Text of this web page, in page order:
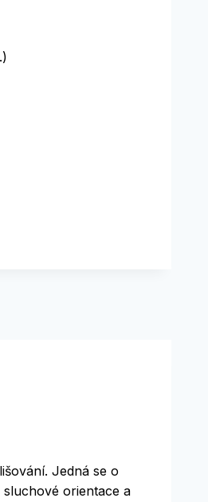
Jedná se o
orientace a